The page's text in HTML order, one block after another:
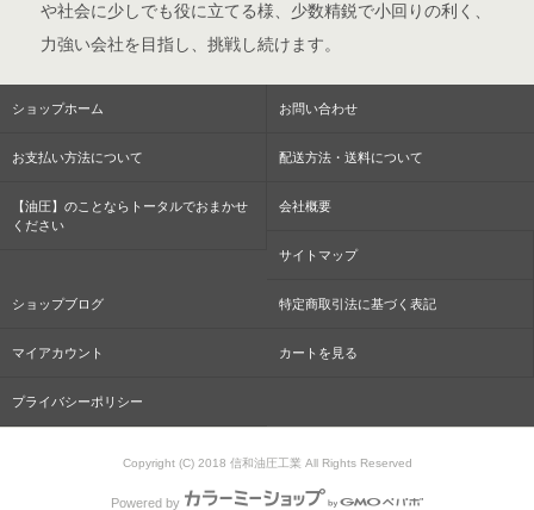
や社会に少しでも役に立てる様、少数精鋭で小回りの利く、
力強い会社を目指し、挑戦し続けます。
ショップホーム お問い合わせ
お支払い方法について 配送方法・送料について
【油圧】のことならトータルでおまかせ
ください
会社概要
サイトマップ
ショップブログ 特定商取引法に基づく表記
マイアカウント カートを見る
プライバシーポリシー
Copyright (C) 2018 信和油圧工業 All Rights Reserved
Powered by